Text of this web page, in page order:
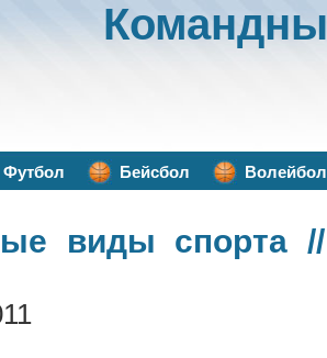
Футбол Бейсбол Волейбол
виды спорта